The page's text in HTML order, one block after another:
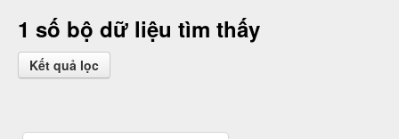
1 số bộ dữ liệu tìm thấy
Kết quả lọc